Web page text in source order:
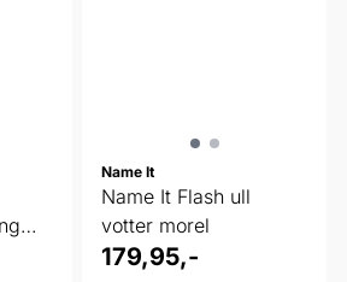
Name It
Name It Flash ull
votter morel
179,95,-